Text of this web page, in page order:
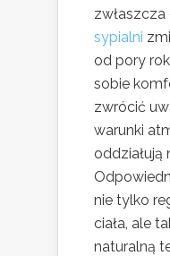
sypialni
od pory
sobie
zwrócić
warunki
oddziałują
nie tylko
ciała, ale
naturalną